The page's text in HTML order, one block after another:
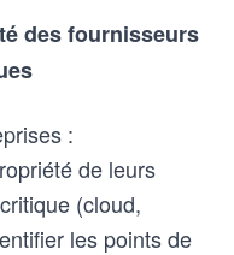
des fournisseurs
:
de leurs
(cloud,
les points de